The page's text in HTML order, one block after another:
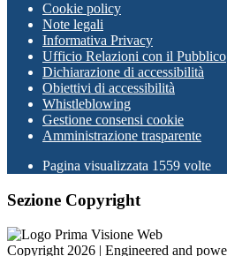
Cookie policy
Note legali
Informativa Privacy
Ufficio Relazioni con il Pubblico
Dichiarazione di accessibilità
Obiettivi di accessibilità
Whistleblowing
Gestione consensi cookie
Amministrazione trasparente
Pagina visualizzata 1559 volte
Sezione Copyright
Copyright 2026 | Engineered and